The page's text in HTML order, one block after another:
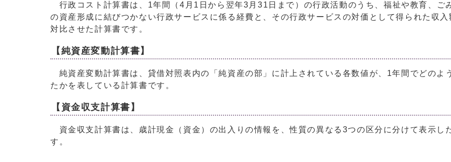
行政コスト計算書は、1年間（4月1日から翌年3月31日まで）の行政活動のうち、福祉や教育、ご
の資産形成に結びつかない行政サービスに係る経費と、その行政サービスの対価として得られた収入
対比させた計算書です。
【純資産変動計算書】
純資産変動計算書は、貸借対照表内の「純資産の部」に計上されている各数値が、1年間でどのよ
たかを表している計算書です。
【資金収支計算書】
資金収支計算書は、歳計現金（資金）の出入りの情報を、性質の異なる3つの区分に分けて表示し
す。